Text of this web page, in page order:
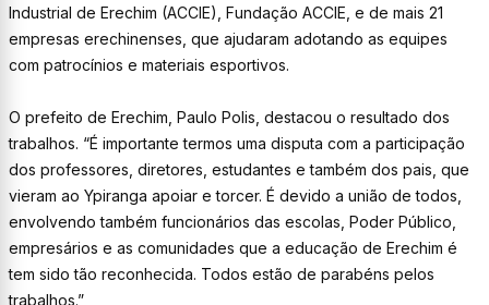
Industrial de Erechim (ACCIE), Fundação ACCIE, e de mais 21
empresas erechinenses, que ajudaram adotando as equipes
com patrocínios e materiais esportivos.
O prefeito de Erechim, Paulo Polis, destacou o resultado dos
trabalhos. “É importante termos uma disputa com a participação
dos professores, diretores, estudantes e também dos pais, que
vieram ao Ypiranga apoiar e torcer. É devido a união de todos,
envolvendo também funcionários das escolas, Poder Público,
empresários e as comunidades que a educação de Erechim é
tem sido tão reconhecida. Todos estão de parabéns pelos
trabalhos.”